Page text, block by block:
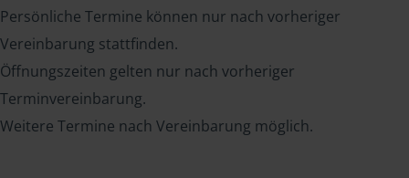
Persönliche Termine können nur nach vorheriger
Vereinbarung stattfinden.
Öffnungszeiten gelten nur nach vorheriger
Terminvereinbarung.
Weitere Termine nach Vereinbarung möglich.